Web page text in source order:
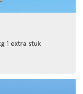
1 extra stuk